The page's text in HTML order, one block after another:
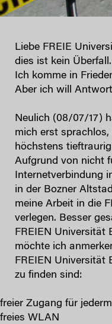
Liebe FREIE
dies ist kein Überfall.
Ich komme in
Aber ich will
Neulich (08/07/17)
mich erst
höchstens
Aufgrund von nicht
Internetverbindung
in der Bozner
meine Arbeit in die
verlegen. Besser
FREIEN Universität
möchte ich
FREIEN Universität
zu finden sind:
freier Zugang für
freies WLAN